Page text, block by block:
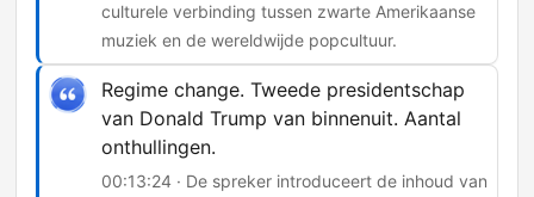
culturele verbinding tussen zwarte Amerikaanse
muziek en de wereldwijde popcultuur.
Regime change. Tweede presidentschap
van Donald Trump van binnenuit. Aantal
onthullingen.
00:13:24 · De spreker introduceert de inhoud van